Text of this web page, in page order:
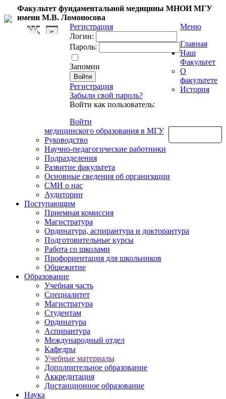
Факультет фундаментальной медицины МНОИ МГУ
имени М.В. Ломоносова
Регистрация
Логин:
Пароль:
Запомни
Регистрация
Забыли свой пароль?
Войти как пользователь:
Войти
Меню
Главная
Наш
Факультет
О
факультете
История
медицинского образования в МГУ
Руководство
Научно-педагогические работники
Подразделения
Развитие факультета
Основные сведения об организации
СМИ о нас
Аудитории
Поступающим
Приемная комиссия
Магистратура
Ординатура, аспирантура и докторантура
Подготовительные курсы
Работа со школами
Профориентация для школьников
Общежитие
Образование
Учебная часть
Специалитет
Магистратура
Студентам
Ординатура
Аспирантура
Международный отдел
Кафедры
Учебные материалы
Дополнительное образование
Аккредитация
Дистанционное образование
Наука